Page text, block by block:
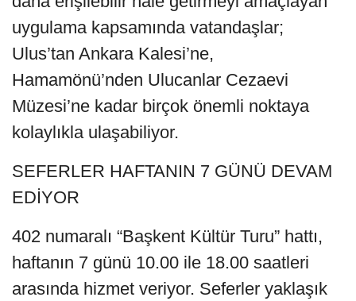
uygulama kapsamında vatandaşlar;
Ulus’tan Ankara Kalesi’ne,
Hamamönü’nden Ulucanlar Cezaevi
Müzesi’ne kadar birçok önemli noktaya
kolaylıkla ulaşabiliyor.
SEFERLER HAFTANIN 7 GÜNÜ DEVAM
EDİYOR
402 numaralı “Başkent Kültür Turu” hattı,
haftanın 7 günü 10.00 ile 18.00 saatleri
arasında hizmet veriyor. Seferler yaklaşık